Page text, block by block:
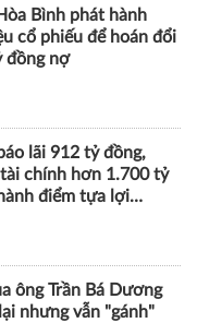
Bình phát hành
cổ phiếu để hoán đổi
đồng nợ
lãi 912 tỷ đồng,
chính hơn 1.700 tỷ
điểm tựa lợi
ông Trần Bá Dương
nhưng vẫn "gánh"